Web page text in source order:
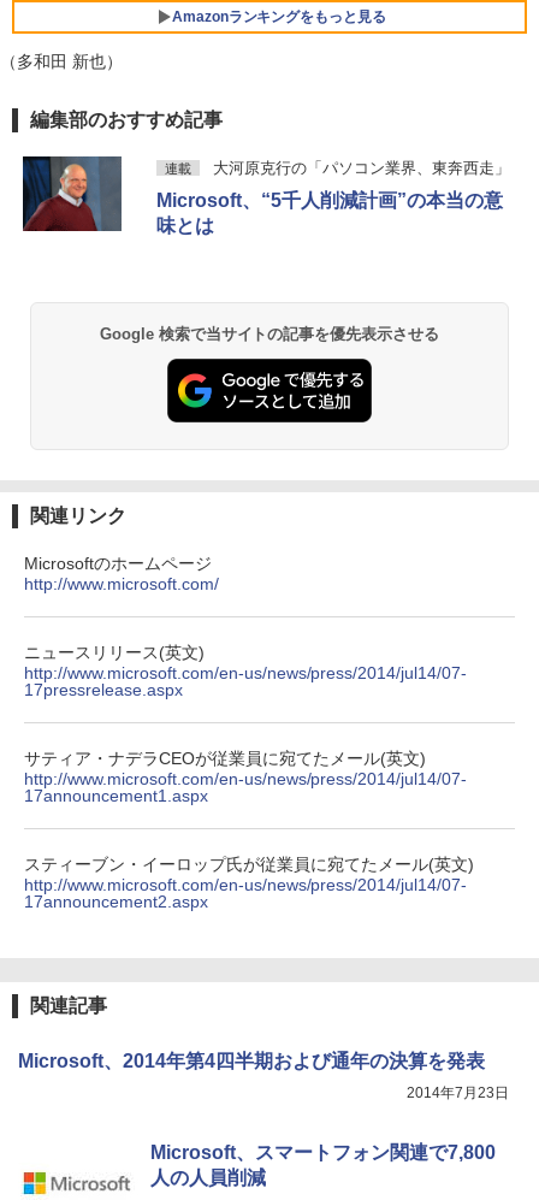
ボード/Webカメラ /USB 3.0 /HDMI 5GW
IFI Bluetooth ノートパソコン
5
【マラソンP5倍/10%オフクーポン】中古
10世代 Core i5 メモリ16GB SSD256GB
Bluetooth HDMI カメラ Wi-Fi 15.6イン
￥27,999
5
【正規永久版Office付き】NiPoGi ミニp
ws11 Pro 12GB+256GB SSD (4TB拡大
ニパソコン豊富なインターフェース USB
3.2/HDMI 2.0×2 高速2.4G/5GWi-Fi BT4.
VA249QGZ [23.8インチ]【PCモニター・
￥2,980
Amazonランキングをもっと見る
（多和田 新也）
編集部のおすすめ記事
連載 大河原克行の「パソコン業界、東奔西走」
Microsoft、“5千人削減計画”の本当の意
味とは
Google 検索で当サイトの記事を優先表示させる
関連リンク
Microsoftのホームページ
http://www.microsoft.com/
ニュースリリース(英文)
http://www.microsoft.com/en-us/news/press/2014/jul14/07-
17pressrelease.aspx
サティア・ナデラCEOが従業員に宛てたメール(英文)
http://www.microsoft.com/en-us/news/press/2014/jul14/07-
17announcement1.aspx
スティーブン・イーロップ氏が従業員に宛てたメール(英文)
http://www.microsoft.com/en-us/news/press/2014/jul14/07-
17announcement2.aspx
関連記事
Microsoft、2014年第4四半期および通年の決算を発表
2014年7月23日
Microsoft、スマートフォン関連で7,800
人の人員削減